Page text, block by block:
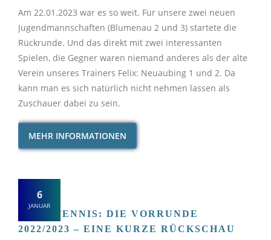
Am 22.01.2023 war es so weit. Für unsere zwei neuen
Jugendmannschaften (Blumenau 2 und 3) startete die
Rückrunde. Und das direkt mit zwei interessanten
Spielen, die Gegner waren niemand anderes als der alte
Verein unseres Trainers Felix: Neuaubing 1 und 2. Da
kann man es sich natürlich nicht nehmen lassen als
Zuschauer dabei zu sein.
MEHR INFORMATIONEN
TISCHTENNIS: DIE VORRUNDE
2022/2023 – EINE KURZE RÜCKSCHAU
6
JANUAR